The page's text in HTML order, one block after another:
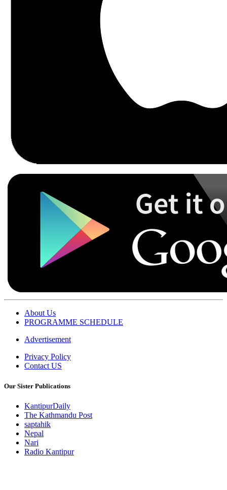
About Us
PROGRAMME SCHEDULE
Advertisement
Privacy Policy
Contact US
Our Sister Publications
KantipurDaily
The Kathmandu Post
saptahik
Nepal
Nari
Radio Kantipur